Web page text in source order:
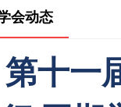
会动态
第十一